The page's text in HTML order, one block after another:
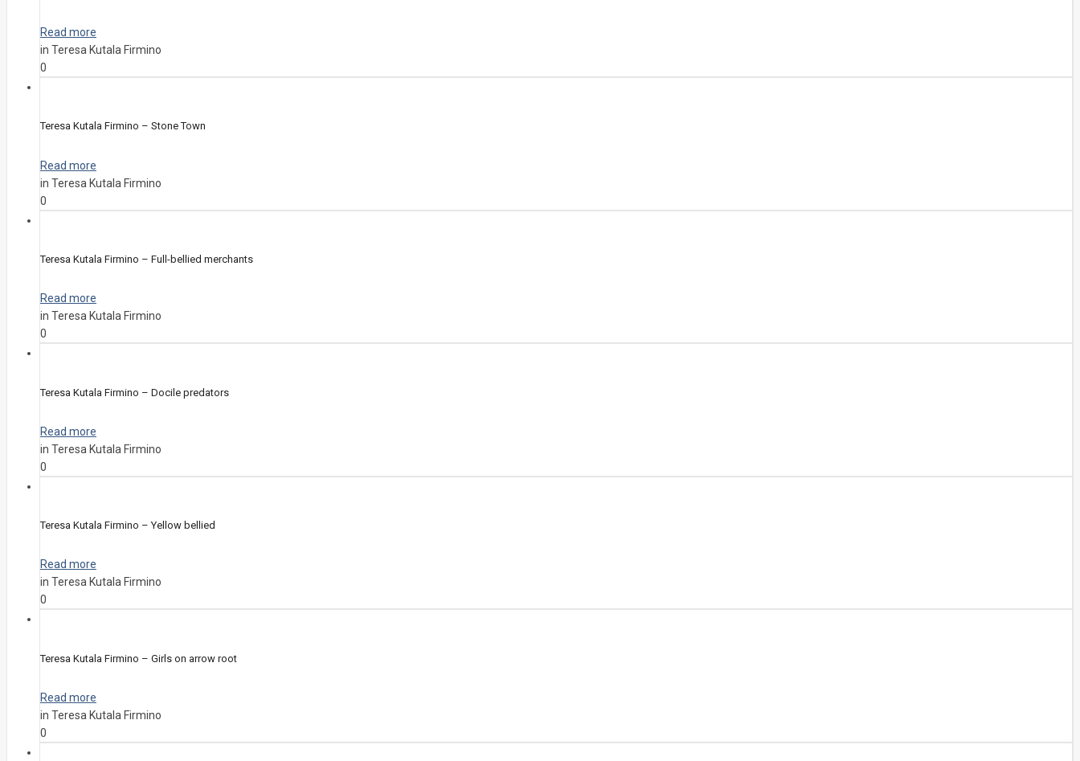
Read more
in Teresa Kutala Firmino
0
Teresa Kutala Firmino – Stone Town
Read more
in Teresa Kutala Firmino
0
Teresa Kutala Firmino – Full-bellied merchants
Read more
in Teresa Kutala Firmino
0
Teresa Kutala Firmino – Docile predators
Read more
in Teresa Kutala Firmino
0
Teresa Kutala Firmino – Yellow bellied
Read more
in Teresa Kutala Firmino
0
Teresa Kutala Firmino – Girls on arrow root
Read more
in Teresa Kutala Firmino
0